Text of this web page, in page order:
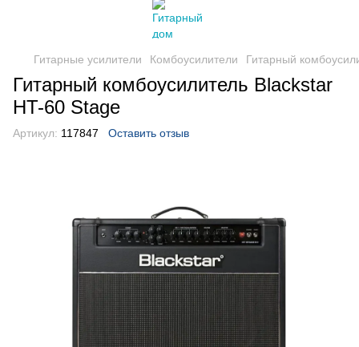
Гитарные усилители Комбоусилители Гитарный
Гитарный комбоусилитель Blackstar
HT-60 Stage
Артикул: 117847 Оставить отзыв